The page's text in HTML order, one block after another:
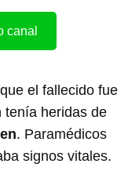
canal
el fallecido fue
tenía heridas de
. Paramédicos
signos vitales.